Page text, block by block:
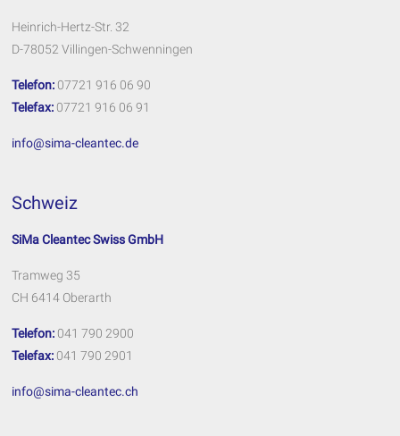
Heinrich-Hertz-Str. 32
D-78052 Villingen-Schwenningen
Telefon: 07721 916 06 90
Telefax: 07721 916 06 91
info@sima-cleantec.de
Schweiz
SiMa Cleantec Swiss GmbH
Tramweg 35
CH 6414 Oberarth
Telefon: 041 790 2900
Telefax: 041 790 2901
info@sima-cleantec.ch